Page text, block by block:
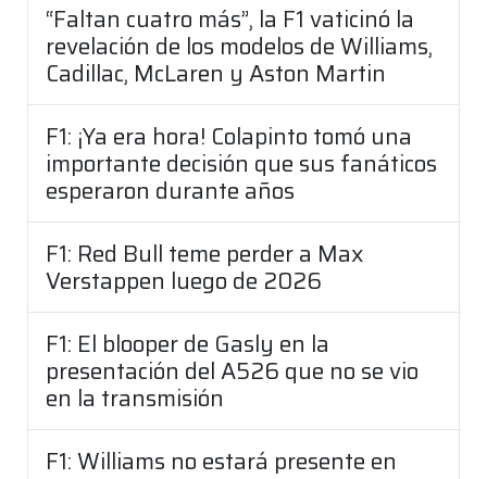
“Faltan cuatro más”, la F1 vaticinó la
revelación de los modelos de Williams,
Cadillac, McLaren y Aston Martin
F1: ¡Ya era hora! Colapinto tomó una
importante decisión que sus fanáticos
esperaron durante años
F1: Red Bull teme perder a Max
Verstappen luego de 2026
F1: El blooper de Gasly en la
presentación del A526 que no se vio
en la transmisión
F1: Williams no estará presente en